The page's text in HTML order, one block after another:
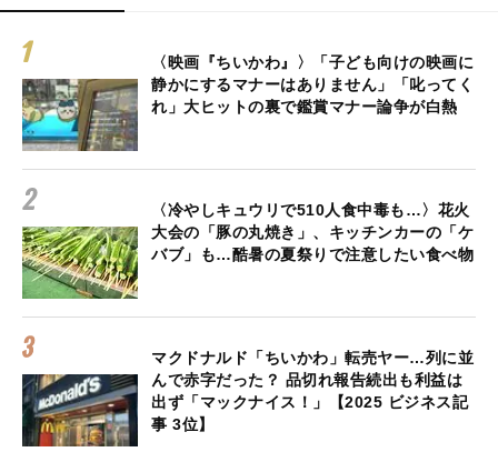
〈映画『ちいかわ』〉「子ども向けの映画に
静かにするマナーはありません」「叱ってく
れ」大ヒットの裏で鑑賞マナー論争が白熱
〈冷やしキュウリで510人食中毒も…〉花火
大会の「豚の丸焼き」、キッチンカーの「ケ
バブ」も…酷暑の夏祭りで注意したい食べ物
マクドナルド「ちいかわ」転売ヤー…列に並
んで赤字だった？ 品切れ報告続出も利益は
出ず「マックナイス！」【2025 ビジネス記
事 3位】